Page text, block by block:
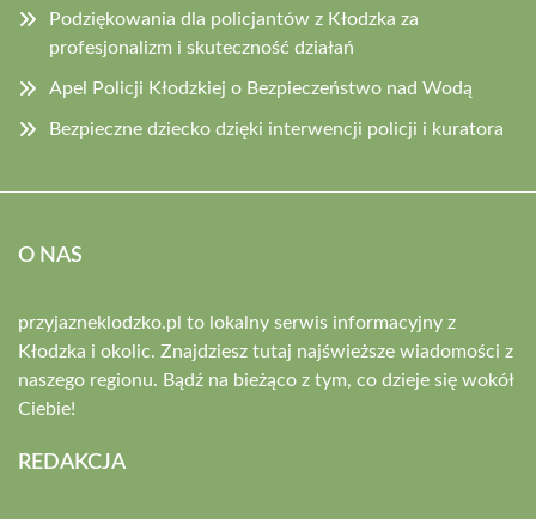
Podziękowania dla policjantów z Kłodzka za
profesjonalizm i skuteczność działań
Apel Policji Kłodzkiej o Bezpieczeństwo nad Wodą
Bezpieczne dziecko dzięki interwencji policji i kuratora
O NAS
przyjazneklodzko.pl to lokalny serwis informacyjny z
Kłodzka i okolic. Znajdziesz tutaj najświeższe wiadomości z
naszego regionu. Bądź na bieżąco z tym, co dzieje się wokół
Ciebie!
REDAKCJA